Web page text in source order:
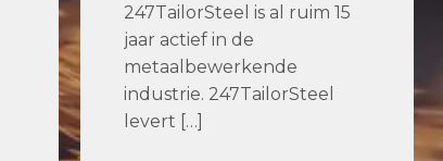
247TailorSteel is al ruim 15
jaar actief in de
metaalbewerkende
industrie. 247TailorSteel
levert […]